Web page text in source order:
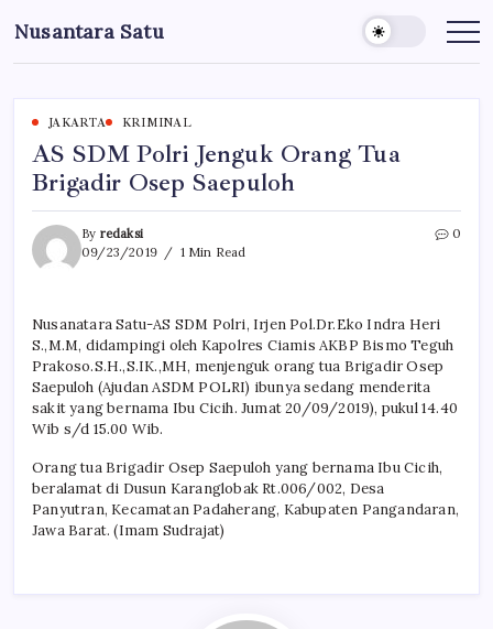
to
content
Nusantara Satu
Berita
Nusantara
JAKARTA KRIMINAL
AS SDM Polri Jenguk Orang Tua
Brigadir Osep Saepuloh
By redaksi
09/23/2019
1 Min Read
0
Nusanatara Satu-AS SDM Polri, Irjen Pol.Dr.Eko Indra Heri
S.,M.M, didampingi oleh Kapolres Ciamis AKBP Bismo Teguh
Prakoso.S.H.,S.IK.,MH, menjenguk orang tua Brigadir Osep
Saepuloh (Ajudan ASDM POLRI) ibunya sedang menderita
sakit yang bernama Ibu Cicih. Jumat 20/09/2019), pukul 14.40
Wib s/d 15.00 Wib.
Orang tua Brigadir Osep Saepuloh yang bernama Ibu Cicih,
beralamat di Dusun Karanglobak Rt.006/002, Desa
Panyutran, Kecamatan Padaherang, Kabupaten Pangandaran,
Jawa Barat. (Imam Sudrajat)